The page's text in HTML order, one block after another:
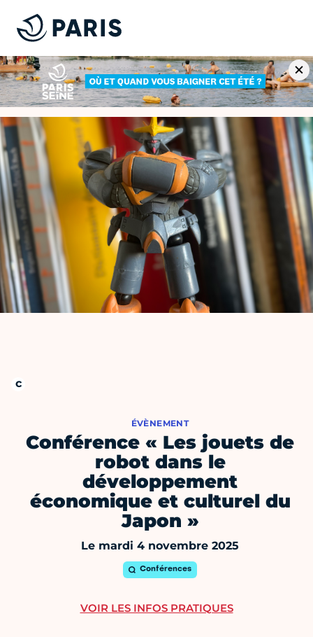
ÉVÈNEMENT
Conférence « Les jouets de
robot dans le
développement
économique et culturel du
Japon »
Le mardi 4 novembre 2025
Conférences
VOIR LES INFOS PRATIQUES